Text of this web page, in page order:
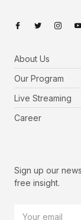
About Us
Our Program
Live Streaming
Career
Sign up our
free insight.